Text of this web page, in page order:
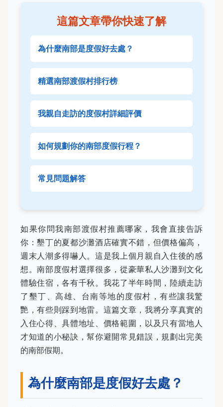
這篇文章帶你快速了解
為什麼南部是度假好去處？
精選南部渡假村排行榜
我親自走訪的度假村詳細評價
如何規劃你的南部度假行程？
常見問題解答
如果你問我南部渡假村推薦哪家，我會直接告訴
你：墾丁的夏都沙灘酒店確實不錯，但價格偏高，
週末人潮多得嚇人。這是我上個月親自入住後的感
想。南部度假村選擇很多，從豪華私人沙灘到文化
體驗住宿，各有千秋。我花了半年時間，陸續走訪
了墾丁、高雄、台南等地的度假村，有些讓我驚
艷，有些則踩到地雷。這篇文章，我將分享真實的
入住心得、具體地址、價格範圍，以及只有當地人
才知道的小秘訣，幫你避開常見錯誤，規劃出完美
的南部假期。
為什麼南部是度假好去處？